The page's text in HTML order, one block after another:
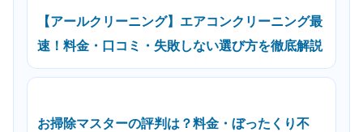
【アールクリーニング】エアコンクリーニング最
速！料金・口コミ・失敗しない選び方を徹底解説
お掃除マスターの評判は？料金・ぼったくり不